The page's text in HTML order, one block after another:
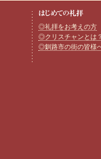
◎礼拝をお考えの方
◎クリスチャンとは？
◎釧路市の街の皆様